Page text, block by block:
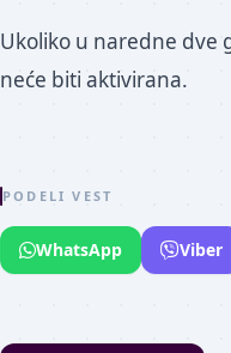
Ukoliko u naredne dve
neće biti aktivirana.
PODELI VEST
WhatsApp Viber